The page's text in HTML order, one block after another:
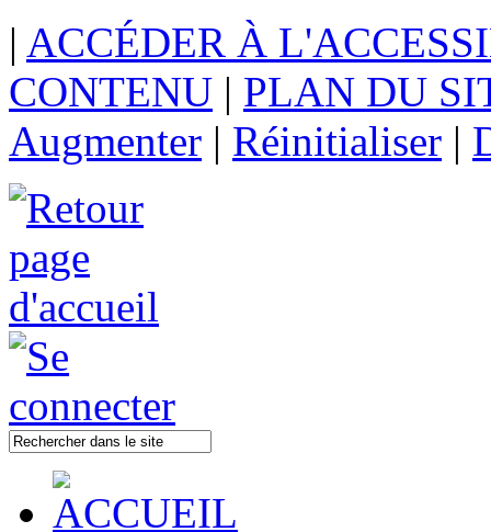
| ACCÉDER À
CONTENU | PLAN DU
Augmenter | Réinitialiser |